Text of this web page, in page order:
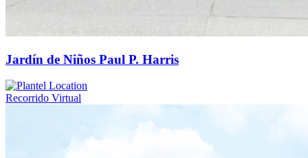
Jardín de Niños Paul P. Harris
Recorrido Virtual